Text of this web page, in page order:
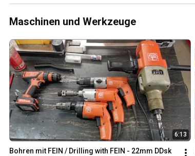
Maschinen und Werkzeuge
6:13
Bohren mit FEIN / Drilling with FEIN - 22mm DDsk